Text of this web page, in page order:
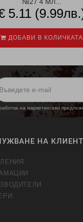
№27 4 МЛ...
5.11
ДОБАВИ В КОЛИЧКАТА
на маркетингови
НА